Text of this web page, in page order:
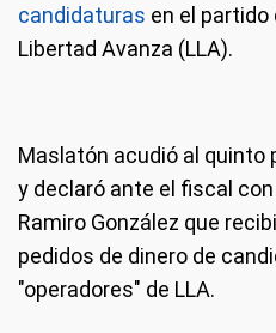
candidaturas en el partido
Libertad Avanza (LLA).
Maslatón acudió al quinto
y declaró ante el fiscal
Ramiro González que
pedidos de dinero de
"operadores" de LLA.